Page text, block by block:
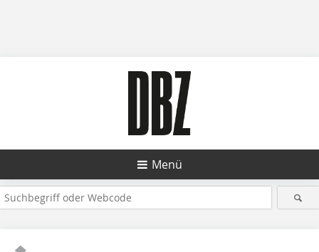
Menü